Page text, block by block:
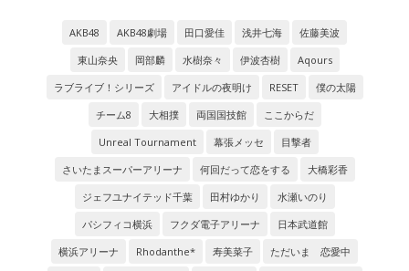
AKB48 AKB48劇場 田口愛佳 浅井七海
佐藤美波
東山奈央
岡部麟 水樹奈々 伊波杏樹
Aqours
ラブライブ！シリーズ
アイドルの夜明け RESET
僕の太陽
チーム8
大相撲 両国国技館
ここからだ
Unreal Tournament
幕張メッセ
目撃者
さいたまスーパーアリーナ
何回だって恋をする
大橋彩香
ジェフユナイテッド千葉
田村ゆかり
水瀬いのり
パシフィコ横浜
フクダ電子アリーナ
日本武道館
横浜アリーナ
Rhodanthe* 寿美菜子
ただいま 恋愛中